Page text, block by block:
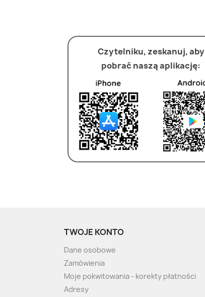
Czytelniku, zeskanuj, aby
pobrać naszą aplikację:
TWOJE KONTO
Dane osobowe
Zamówienia
Moje pokwitowania - korekty płatności
Adresy